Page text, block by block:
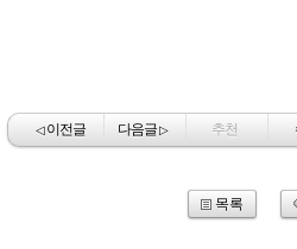
◁이전글 다음글▷ 추천
목록